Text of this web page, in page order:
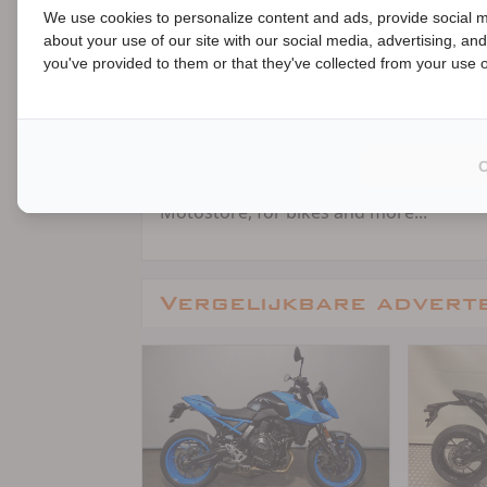
communicatie systemen,
Barendrecht aan het juiste adres. In
huis, wat voor de nieuwe motorrijder
Motostore, for bikes and more...
Vergelijkbare
We use cookies to personalize content and ads, provide social
about your use of our site with our social media, advertising,
you've provided to them or that they've collected from your use